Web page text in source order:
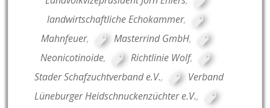
landwirtschaftliche Echokammer,
Mahnfeuer, Masterrind GmbH,
Neonicotinoide, Richtlinie Wolf,
Stader Schafzuchtverband e.V.,
Verband
Lüneburger Heidschnuckenzüchter e.V.,